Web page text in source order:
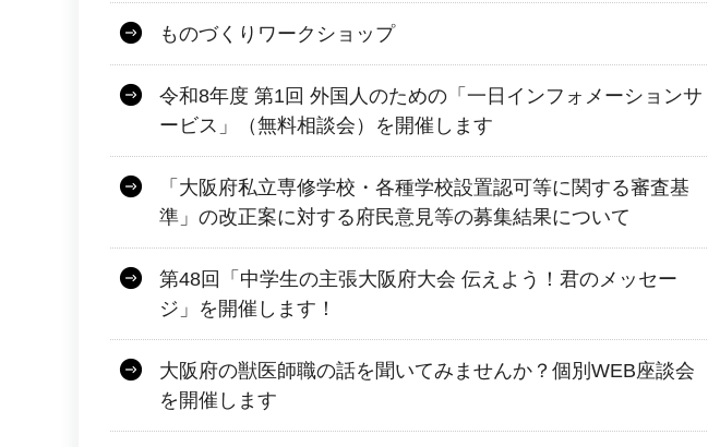
ものづくりワークショップ
令和8年度 第1回 外国人のための「一日インフォメーションサ
ービス」（無料相談会）を開催します
「大阪府私立専修学校・各種学校設置認可等に関する審査基
準」の改正案に対する府民意見等の募集結果について
第48回「中学生の主張大阪府大会 伝えよう！君のメッセー
ジ」を開催します！
大阪府の獣医師職の話を聞いてみませんか？個別WEB座談会
を開催します